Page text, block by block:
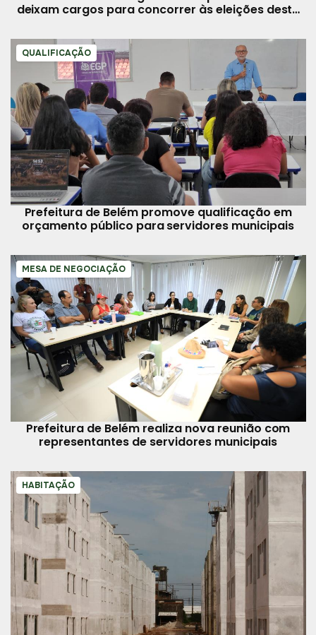
deixam cargos para concorrer às eleições deste
QUALIFICAÇÃO
Prefeitura de Belém promove qualificação em
orçamento público para servidores municipais
MESA DE NEGOCIAÇÃO
Prefeitura de Belém realiza nova reunião com
representantes de servidores municipais
HABITAÇÃO